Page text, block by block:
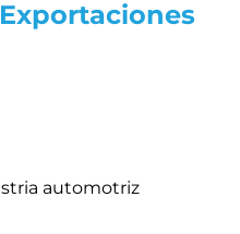
Exportaciones